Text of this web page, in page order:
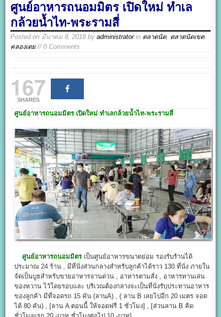
ศูนย์อาหารถนอมมิตร เปิดใหม่ ทำเล
กล้วยน้ำไท-พระรามสี่
Posted on มีนาคม 8, 2018 byadministratorin ตลาดนัด, ตลาดนัดเขต
คลองเตย// 0 Comments
167
SHARES
ศูนย์อาหารถนอมมิตร เปิดใหม่ ทำเลกล้วยน้ำไท-พระรามสี่
ศูนย์อาหารถนอมมิตร เป็นศูนย์อาหารขนาดย่อม รองรับร้านได้
ประมาณ 24 ร้าน , มีที่นั่งส่วนกลางสำหรับลูกค้าได้ราว 130 ที่นั่ง ภายใน
จัดเป็นบูธสำหรับขายอาหารจานด่วน , อาหารตามสั่ง , อาหารทานเล่น
ของหวาน ไว้โดยรอบและ บริเวณต้องกลางจะเป็นที่นั่งรับประทานอาหาร
ของลูกค้า มีที่จอดรถ 15 คัน (ลานA) , ( ลาน B เลยไปอีก 20 เมตร จอด
ได้ 80 คัน) , [ลาน A ตอนนี้ ให้จอดฟรี 1 ชั่วโมง] , [ส่วนลาน B คิด